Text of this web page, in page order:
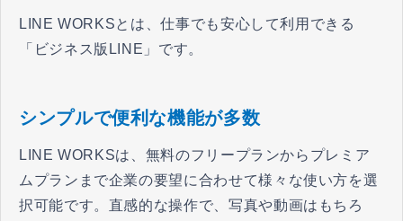
LINE WORKSとは、仕事でも安心して利用できる
「ビジネス版LINE」です。
シンプルで便利な機能が多数
LINE WORKSは、無料のフリープランからプレミア
ムプランまで企業の要望に合わせて様々な使い方を選
択可能です。直感的な操作で、写真や動画はもちろ